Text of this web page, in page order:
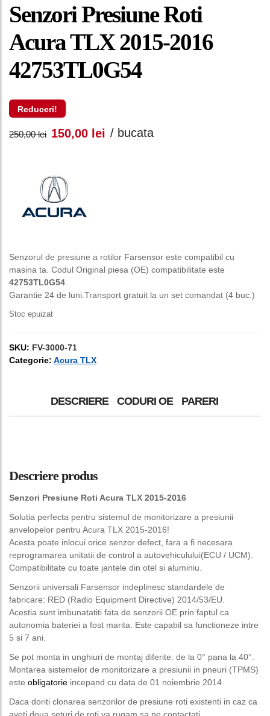
Senzori Presiune Roti
Acura TLX 2015-2016
42753TL0G54
Reduceri!
250,00lei Prețul
a
fost:
150,00 lei Prețul
/ bucata
Senzorul de presiune a rotilor Farsensor este compatibil cu
masina ta. Codul Original piesa (OE) compatibilitate este
42753TL0G54
Garantie 24 de luni.Transport gratuit la un set comandat (4 buc.)
Stoc epuizat
SKU: FV-3000-71
Categorie: Acura TLX
DESCRIERE CODURI OE PARERI
Descriere produs
Senzori Presiune Roti Acura TLX 2015-2016
Solutia perfecta pentru sistemul de monitorizare a presiunii
anvelopelor pentru Acura TLX 2015-2016!
Acesta poate inlocui orice senzor defect, fara a fi necesara
reprogramarea unitatii de control a autovehiculului(ECU / UCM).
Compatibilitate cu toate jantele din otel si aluminiu.
Senzorii universali Farsensor indeplinesc standardele de
fabricare: RED (Radio Equipment Directive) 2014/53/EU.
Acestia sunt imbunatatiti fata de senzorii OE prin faptul ca
autonomia bateriei a fost marita. Este capabil sa functioneze intre
5 si 7 ani.
Se pot monta in unghiuri de montaj diferite: de la 0° pana la 40°.
Montarea sistemelor de monitorizare a presiunii in pneuri (TPMS)
este obligatorie incepand cu data de 01 noiembrie 2014.
Daca doriti clonarea senzorilor de presiune roti existenti in caz ca
aveti doua seturi de roti va rugam sa ne contactati.